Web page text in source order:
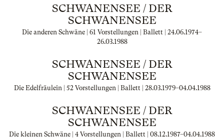
SCHWANENSEE / DER
SCHWANENSEE
Die anderen Schwäne | 61 Vorstellungen | Ballett | 24.06.1974–
26.03.1988
SCHWANENSEE / DER
SCHWANENSEE
Die Edelfräulein | 52 Vorstellungen | Ballett | 28.03.1979–04.04.1988
SCHWANENSEE / DER
SCHWANENSEE
Die kleinen Schwäne | 4 Vorstellungen | Ballett | 08.12.1987–04.04.1988